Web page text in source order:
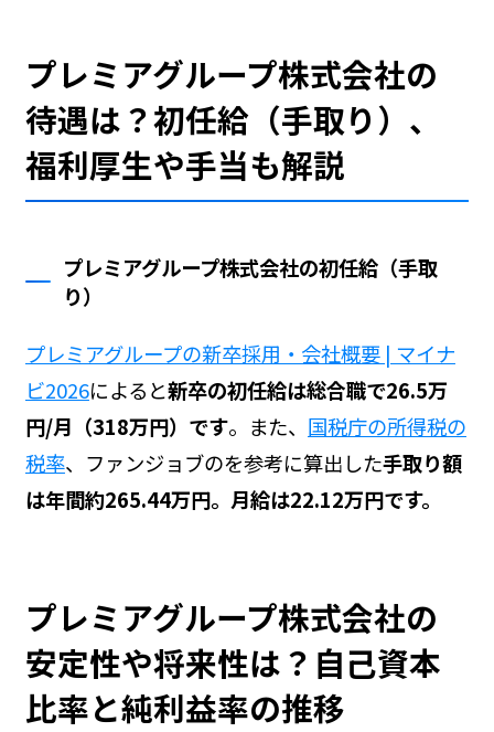
プレミアグループ株式会社の
待遇は？初任給（手取り）、
福利厚生や手当も解説
プレミアグループ株式会社の初任給（手取
り）
プレミアグループの新卒採用・会社概要 | マイナ
ビ2026によると新卒の初任給は総合職で26.5万
円/月（318万円）です。また、 国税庁の所得税の
税率、ファンジョブのを参考に算出した手取り額
は年間約265.44万円。月給は22.12万円です。
プレミアグループ株式会社の
安定性や将来性は？自己資本
比率と純利益率の推移